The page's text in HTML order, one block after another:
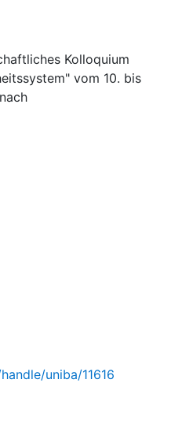
Kolloquium
vom 10. bis
uniba/11616